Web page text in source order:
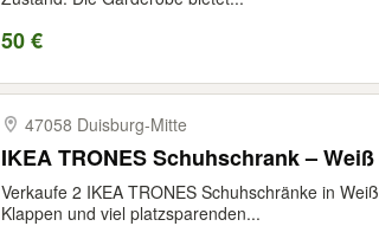
50 €
47058 Duisburg-​Mitte
IKEA TRONES Schuhschrank –
Verkaufe 2 IKEA TRONES Schuhschränke in
Klappen und viel platzsparenden...